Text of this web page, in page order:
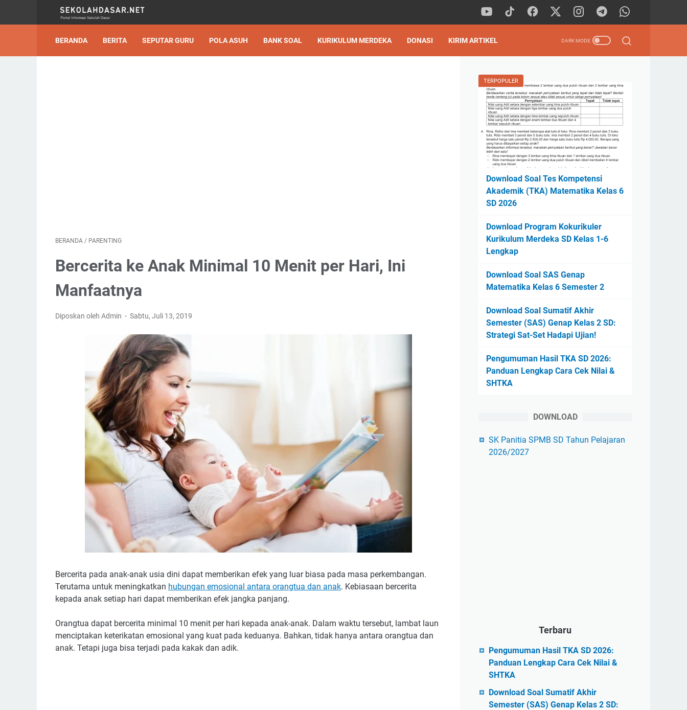
BERANDA BERITA SEPUTAR GURU POLA ASUH BANK SOAL KURIKULUM MERDEKA DONASI KIRIM ARTIKEL
BERANDA / PARENTING
Bercerita ke Anak Minimal 10 Menit per Hari, Ini
Manfaatnya
Diposkan oleh Admin Sabtu, Juli 13, 2019
Bercerita pada anak-anak usia dini dapat memberikan efek yang luar biasa pada masa perkembangan.
Terutama untuk meningkatkan hubungan emosional antara orangtua dan anak. Kebiasaan bercerita
kepada anak setiap hari dapat memberikan efek jangka panjang.
Orangtua dapat bercerita minimal 10 menit per hari kepada anak-anak. Dalam waktu tersebut, lambat laun
menciptakan keterikatan emosional yang kuat pada keduanya. Bahkan, tidak hanya antara orangtua dan
anak. Tetapi juga bisa terjadi pada kakak dan adik.
TERPOPULER
Download Soal Tes Kompetensi
Akademik (TKA) Matematika Kelas 6
SD 2026
Download Program Kokurikuler
Kurikulum Merdeka SD Kelas 1-6
Lengkap
Download Soal SAS Genap
Matematika Kelas 6 Semester 2
Download Soal Sumatif Akhir
Semester (SAS) Genap Kelas 2 SD:
Strategi Sat-Set Hadapi Ujian!
Pengumuman Hasil TKA SD 2026:
Panduan Lengkap Cara Cek Nilai &
SHTKA
DOWNLOAD
SK Panitia SPMB SD Tahun Pelajaran
2026/2027
Terbaru
Pengumuman Hasil TKA SD 2026:
Panduan Lengkap Cara Cek Nilai &
SHTKA
Download Soal Sumatif Akhir
Semester (SAS) Genap Kelas 2 SD: